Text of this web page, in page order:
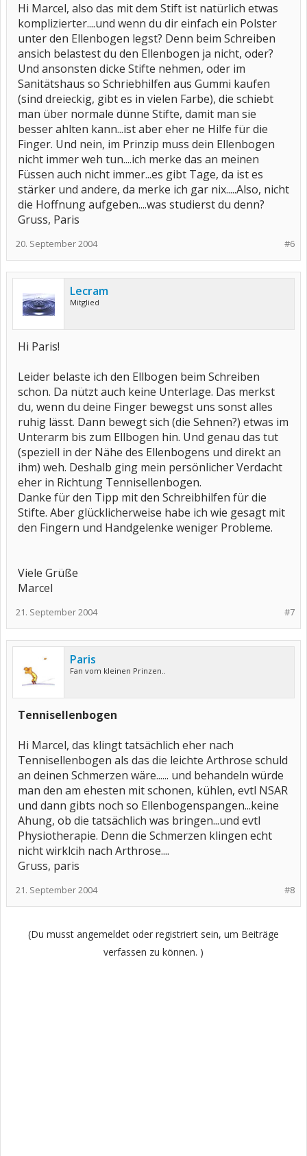
Hi Marcel, also das mit dem Stift ist natürlich etwas
komplizierter....und wenn du dir einfach ein Polster
unter den Ellenbogen legst? Denn beim Schreiben
ansich belastest du den Ellenbogen ja nicht, oder?
Und ansonsten dicke Stifte nehmen, oder im
Sanitätshaus so Schriebhilfen aus Gummi kaufen
(sind dreieckig, gibt es in vielen Farbe), die schiebt
man über normale dünne Stifte, damit man sie
besser ahlten kann...ist aber eher ne Hilfe für die
Finger. Und nein, im Prinzip muss dein Ellenbogen
nicht immer weh tun....ich merke das an meinen
Füssen auch nicht immer...es gibt Tage, da ist es
stärker und andere, da merke ich gar nix.....Also, nicht
die Hoffnung aufgeben....was studierst du denn?
Gruss, Paris
#6
20. September 2004
Lecram
Mitglied
Hi Paris!
Leider belaste ich den Ellbogen beim Schreiben
schon. Da nützt auch keine Unterlage. Das merkst
du, wenn du deine Finger bewegst uns sonst alles
ruhig lässt. Dann bewegt sich (die Sehnen?) etwas im
Unterarm bis zum Ellbogen hin. Und genau das tut
(speziell in der Nähe des Ellenbogens und direkt an
ihm) weh. Deshalb ging mein persönlicher Verdacht
eher in Richtung Tennisellenbogen.
Danke für den Tipp mit den Schreibhilfen für die
Stifte. Aber glücklicherweise habe ich wie gesagt mit
den Fingern und Handgelenke weniger Probleme.
Viele Grüße
Marcel
#7
21. September 2004
Paris
Fan vom kleinen Prinzen..
Tennisellenbogen
Hi Marcel, das klingt tatsächlich eher nach
Tennisellenbogen als das die leichte Arthrose schuld
an deinen Schmerzen wäre...... und behandeln würde
man den am ehesten mit schonen, kühlen, evtl NSAR
und dann gibts noch so Ellenbogenspangen...keine
Ahung, ob die tatsächlich was bringen...und evtl
Physiotherapie. Denn die Schmerzen klingen echt
nicht wirklcih nach Arthrose....
Gruss, paris
#8
21. September 2004
(Du musst angemeldet oder registriert sein, um Beiträge
verfassen zu können. )